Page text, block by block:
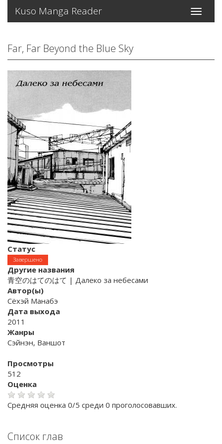
Toggle
Kuso Manga Reader
Far, Far Beyond the Blue Sky
Статус
Завершено
Другие названия
青空のはてのはて | Далеко за небесами
Автор(ы)
Сёхэй Манабэ
Дата выхода
2011
Жанры
Сэйнэн, Ваншот
Просмотры
512
Оценка
Средняя оценка 0/5 среди 0 проголосовавших.
Список глав